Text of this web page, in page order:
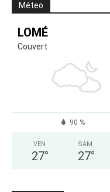
Méteo
LOMÉ
Couvert
90 %
VEN
27°
SAM
27°